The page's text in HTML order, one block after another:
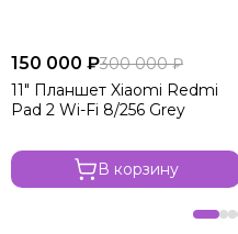
150 000 ₽300 000 ₽
11" Планшет Xiaomi Redmi
Pad 2 Wi-Fi 8/256 Grey
В корзину